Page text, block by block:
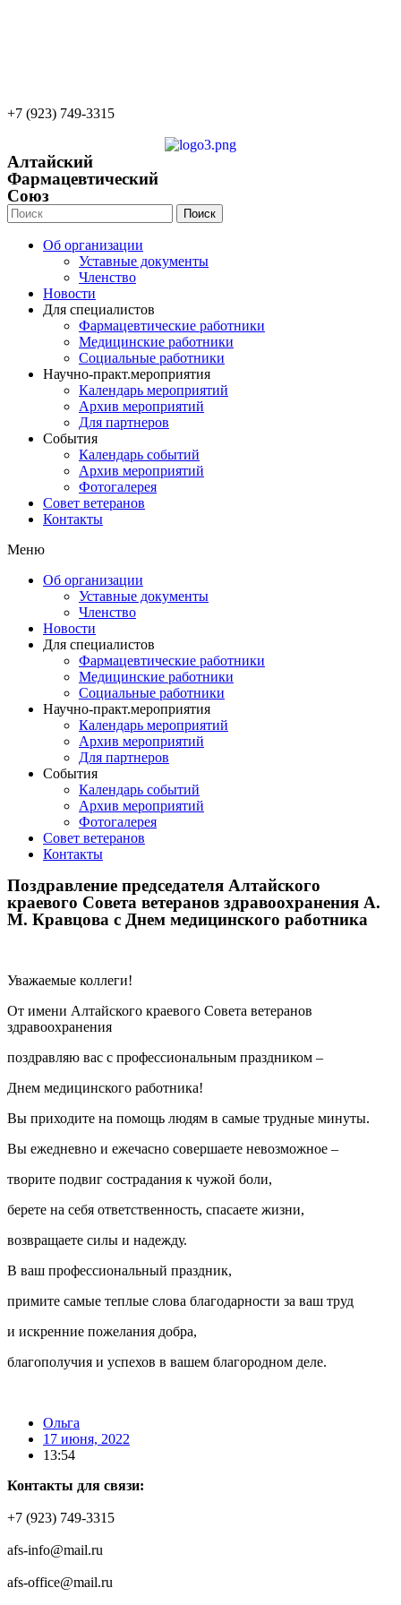
+7 (923) 749-3315
Алтайский
Фармацевтический
Союз
Поиск
Об организации
Уставные документы
Членство
Новости
Для специалистов
Фармацевтические работники
Медицинские работники
Социальные работники
Научно-практ.мероприятия
Календарь мероприятий
Архив мероприятий
Для партнеров
События
Календарь событий
Архив мероприятий
Фотогалерея
Совет ветеранов
Контакты
Меню
Об организации
Уставные документы
Членство
Новости
Для специалистов
Фармацевтические работники
Медицинские работники
Социальные работники
Научно-практ.мероприятия
Календарь мероприятий
Архив мероприятий
Для партнеров
События
Календарь событий
Архив мероприятий
Фотогалерея
Совет ветеранов
Контакты
Поздравление председателя Алтайского
краевого Совета ветеранов здравоохранения А.
М. Кравцова с Днем медицинского работника
Уважаемые коллеги!
От имени Алтайского краевого Совета ветеранов
здравоохранения
поздравляю вас с профессиональным праздником –
Днем медицинского работника!
Вы приходите на помощь людям в самые трудные минуты.
Вы ежедневно и ежечасно совершаете невозможное –
творите подвиг сострадания к чужой боли,
берете на себя ответственность, спасаете жизни,
возвращаете силы и надежду.
В ваш профессиональный праздник,
примите самые теплые слова благодарности за ваш труд
и искренние пожелания добра,
благополучия и успехов в вашем благородном деле.
Ольга
17 июня, 2022
13:54
Контакты для связи:
+7 (923) 749-3315
afs-info@mail.ru
afs-office@mail.ru